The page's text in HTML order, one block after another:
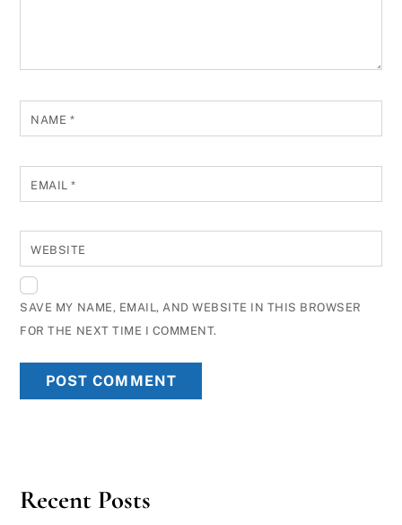
NAME *
EMAIL*
WEBSITE
SAVE MY NAME, EMAIL, AND WEBSITE IN THIS BROWSER
FOR THE NEXT TIME I COMMENT.
Recent Posts